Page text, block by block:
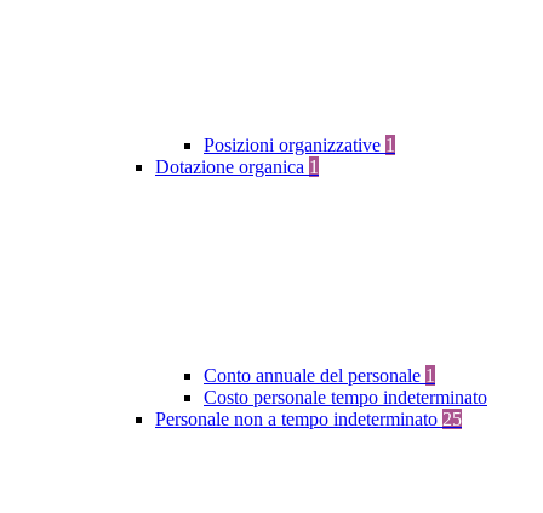
Posizioni organizzative 1
Dotazione organica 1
Conto annuale del personale 1
Costo personale tempo indeterminato
Personale non a tempo indeterminato 25